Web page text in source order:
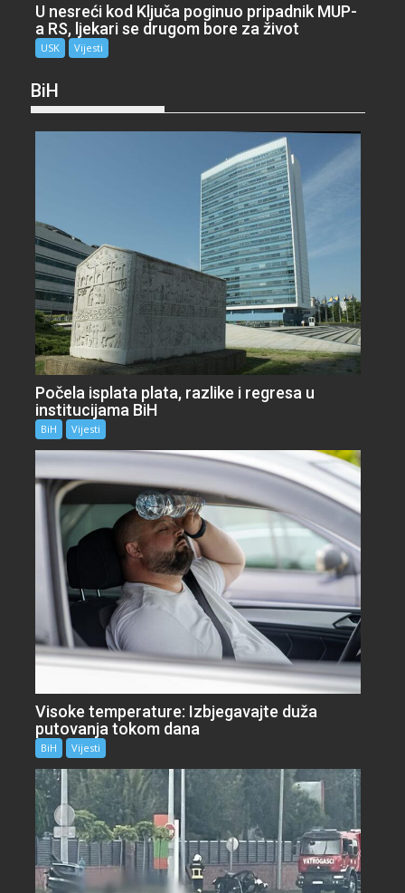
U nesreći kod Ključa poginuo pripadnik MUP-
a RS, ljekari se drugom bore za život
USK Vijesti
BiH
Počela isplata plata, razlike i regresa u
institucijama BiH
BiH Vijesti
Visoke temperature: Izbjegavajte duža
putovanja tokom dana
BiH Vijesti